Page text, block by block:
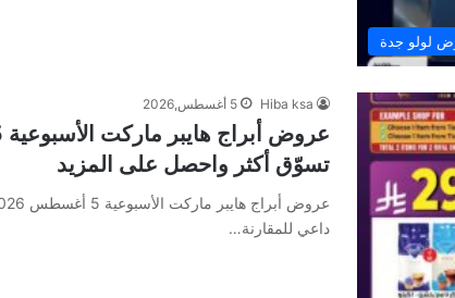
لولو جدة
Hiba ksa 5 أغسطس,2026
تسوّق أكثر واحصل على المزيد
داعي للمقارنة…